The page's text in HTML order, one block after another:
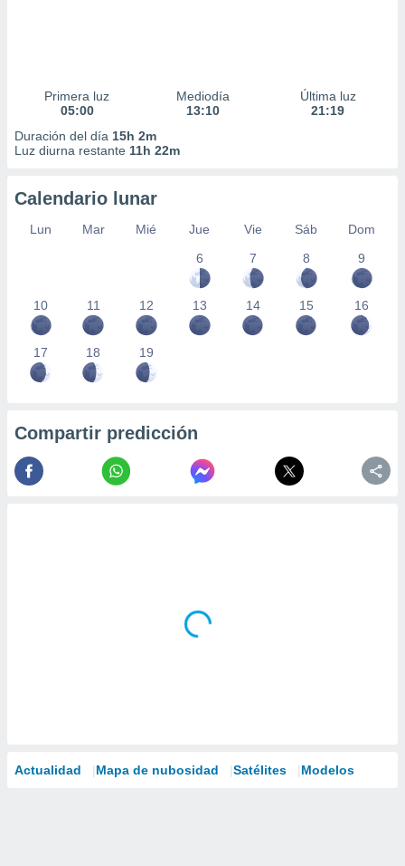
Primera luz
05:00
Mediodía
13:10
Última luz
21:19
Duración del día 15h 2m
Luz diurna restante 11h 22m
Calendario lunar
Lun Mar Mié Jue Vie Sáb
Dom
6
7 8 9
10 11 12 13 14 15 16
17 18 19
Compartir predicción
Actualidad Mapa de nubosidad Satélites Modelos